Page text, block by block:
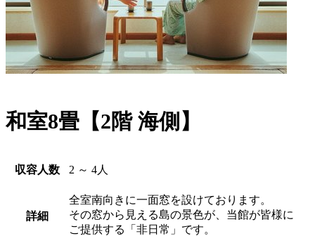
和室8畳【2階 海側】
収容人数 2 ～ 4人
詳細
全室南向きに一面窓を設けております。
その窓から見える島の景色が、当館が皆様に
ご提供する「非日常」です。